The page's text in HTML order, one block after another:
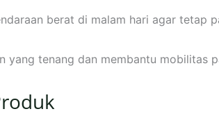
berat di malam hari agar tetap
yang tenang dan membantu mobilitas